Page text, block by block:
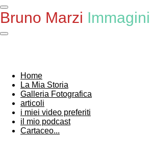
Vai
al
principale
Bruno Marzi
Home
La Mia Storia
Galleria Fotografica
articoli
i miei video preferiti
il mio podcast
Cartaceo...